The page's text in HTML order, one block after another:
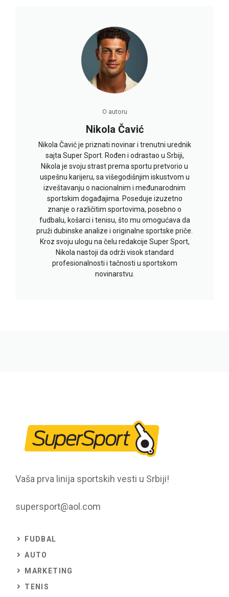
O autoru
Nikola Čavić
Nikola Čavić je priznati novinar i trenutni urednik
sajta Super Sport. Rođen i odrastao u Srbiji,
Nikola je svoju strast prema sportu pretvorio u
uspešnu karijeru, sa višegodišnjim iskustvom u
izveštavanju o nacionalnim i međunarodnim
sportskim događajima. Poseduje izuzetno
znanje o različitim sportovima, posebno o
fudbalu, košarci i tenisu, što mu omogućava da
pruži dubinske analize i originalne sportske priče.
Kroz svoju ulogu na čelu redakcije Super Sport,
Nikola nastoji da održi visok standard
profesionalnosti i tačnosti u sportskom
novinarstvu.
Vaša prva linija sportskih vesti u Srbiji!
supersport@aol.com
FUDBAL
AUTO
MARKETING
TENIS